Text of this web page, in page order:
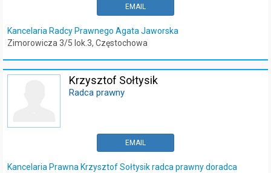
Kancelaria Radcy Prawnego Agata Jaworska
Zimorowicza 3/5 lok.3, Częstochowa
EMAIL
Krzysztof Sołtysik
Radca prawny
Kancelaria Prawna Krzysztof Sołtysik radca prawny doradca
EMAIL